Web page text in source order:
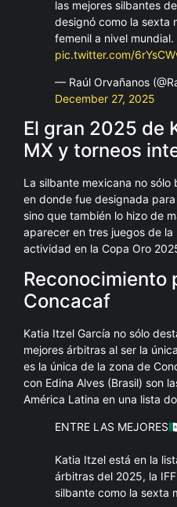
las mejores silbantes
designó como la sexta
femenil a nivel mundial.
pic.twitter.com/
— Raúl Orvañanos
December 27, 2025
El gran 2025 de
MX y torneos
La silbante mexicana no
en donde fue designada
sino que también lo hizo de
aparecer en tres juegos de
actividad en la Copa Oro
Reconocimiento
Concacaf
Katia Itzel García no sólo
mejores árbitras al ser la
es la única de la zona de
con Edina Alves (Brasil) son
América Latina en una lista
ENTRE LAS
Katia Itzel está en la
árbitras del 2025, la
silbante como la sexta